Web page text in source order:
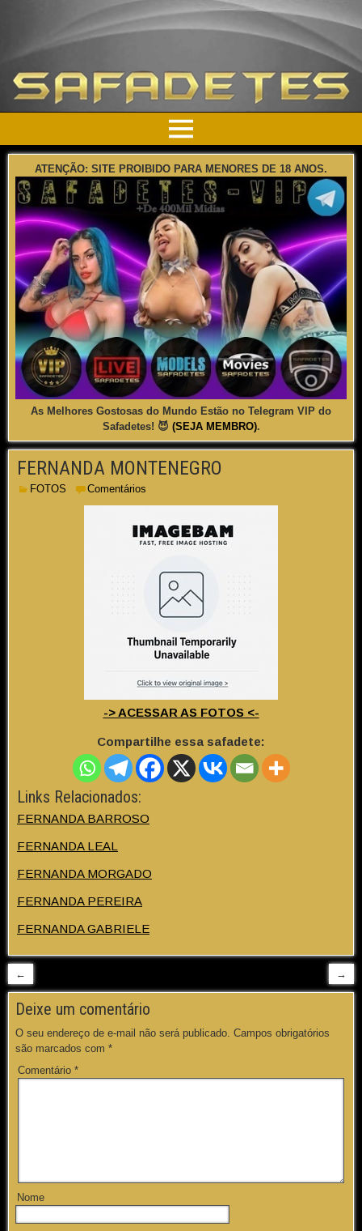
ATENÇÃO: SITE PROIBIDO PARA MENORES DE 18 ANOS.
As Melhores Gostosas do Mundo Estão no Telegram VIP do
Safadetes! 😈 (SEJA MEMBRO).
FERNANDA MONTENEGRO
FOTOS Comentários
-> ACESSAR AS FOTOS <-
Compartilhe essa safadete:
Links Relacionados:
FERNANDA BARROSO
FERNANDA LEAL
FERNANDA MORGADO
FERNANDA PEREIRA
FERNANDA GABRIELE
← →
Deixe um comentário
O seu endereço de e-mail não será publicado. Campos obrigatórios
são marcados com *
Comentário *
Nome